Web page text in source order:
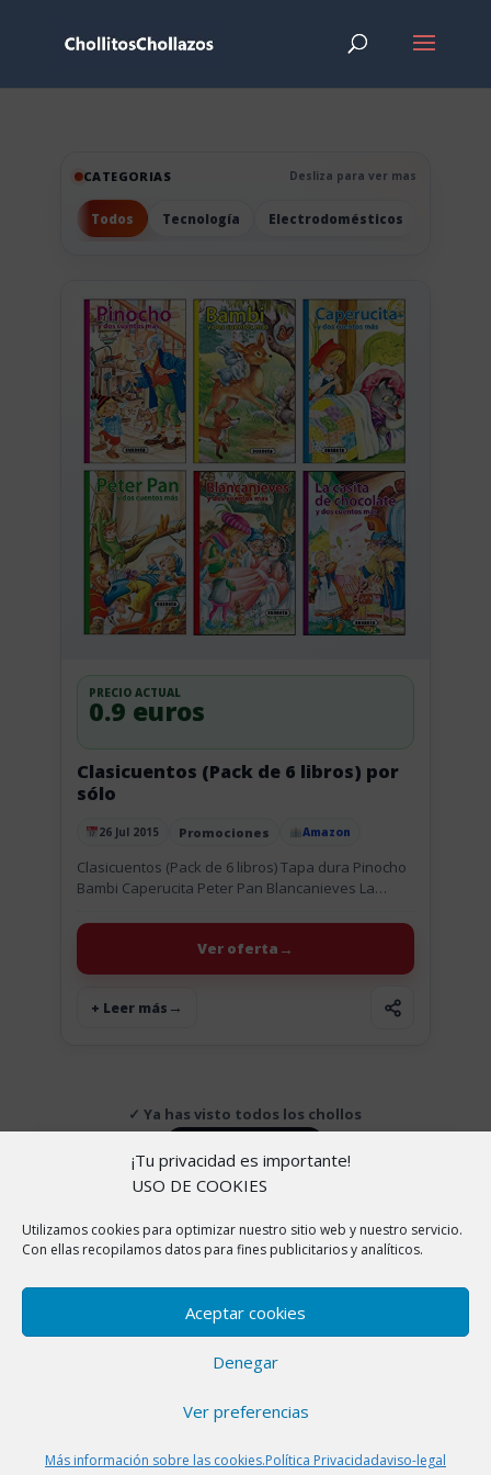
¡Tu privacidad es importante!
USO DE COOKIES
Utilizamos cookies para optimizar nuestro sitio web y nuestro servicio.
Con ellas recopilamos datos para fines publicitarios y analíticos.
Aceptar cookies
Denegar
Ver preferencias
Más información sobre las cookies.Política Privacidadaviso-legal
CATEGORIAS Desliza para ver mas
Todos Tecnología Electrodomésticos
Publicado el
26 Jul 2015 Promociones Amazon
Clasicuentos (Pack de 6 libros) por
sólo
PRECIO ACTUAL
0.9 euros
Clasicuentos (Pack de 6 libros) Tapa dura Pinocho
Bambi Caperucita Peter Pan Blancanieves La
empiezan a leer, con...
+ Leer más
Ver oferta
✓ Ya has visto todos los chollos
Copyright © 2026 |Aviso Legal|Política de
cookies|Política de Privacidad|Sobre nosotros
En ChollitosChollazos.com participamos en programas
de afiliación de AliExpress, Amazon y otras
plataformas. Esto significa que si haces clic en algunos
recibimos una pequeña comisión sin que a ti te cueste
para seguir encontrando los mejores chollos.